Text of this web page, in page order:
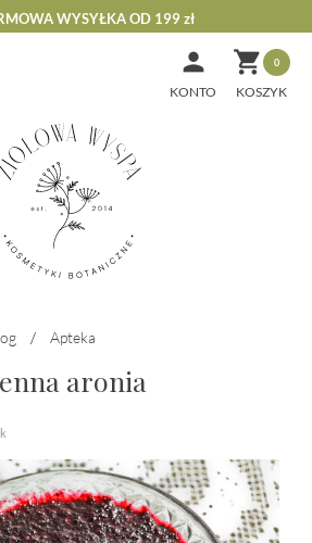
WYSYŁKA OD 199 zł
 0

KONTO
/ Apteka
aronia